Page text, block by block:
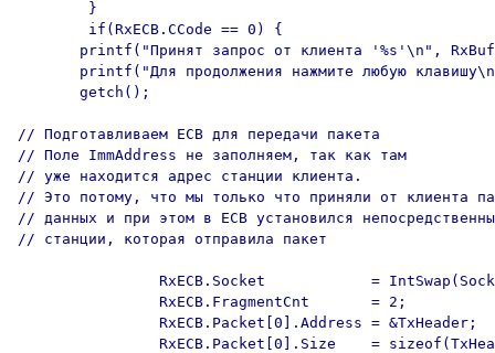
        }
        if(RxECB.CCode == 0) {
printf("Принят запрос от клиента '%s'\n",
printf("Для продолжения нажмите любую
       getch();
// Подготавливаем ECB для передачи пакета
// Поле ImmAddress не заполняем, так как там
// уже находится адрес станции клиента.
// Это потому, что мы только что приняли от клиента
// данных и при этом в ECB установился
// станции, которая отправила пакет
RxECB.Socket            =
                RxECB.FragmentCnt       = 2;
                RxECB.Packet[0].Address = &TxHeader;
RxECB.Packet[0].Size    =